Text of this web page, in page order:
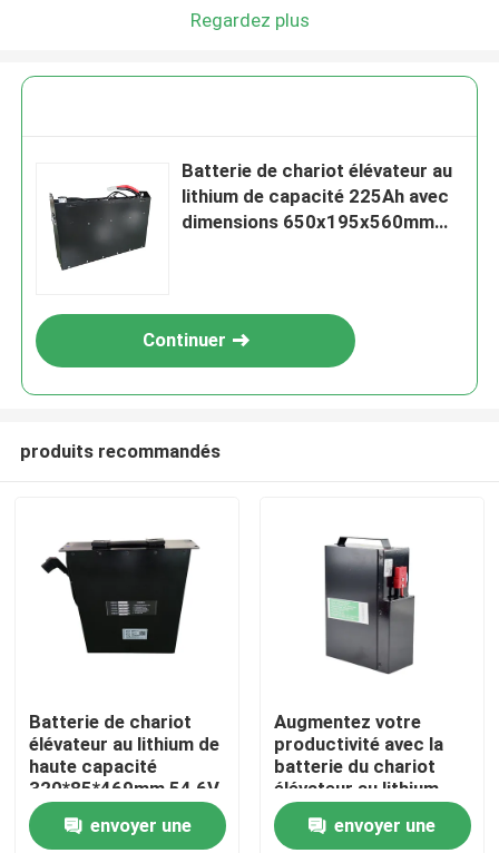
Maison
Produits
Regardez plus
Batterie de chariot élévateur au
lithium de capacité 225Ah avec
dimensions 650x195x560mm
Continuer
produits recommandés
Batterie de chariot
élévateur au lithium de
haute capacité
320*85*469mm 54,6V
Longue durée de vie
envoyer une
Augmentez votre
productivité avec la
batterie du chariot
élévateur au lithium
envoyer une